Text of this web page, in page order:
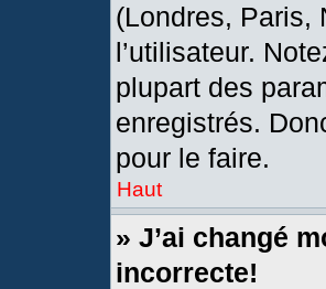
(Londres, Paris,
l’utilisateur.
plupart des
enregistrés.
pour le faire.
Haut
» J’ai changé
incorrecte!